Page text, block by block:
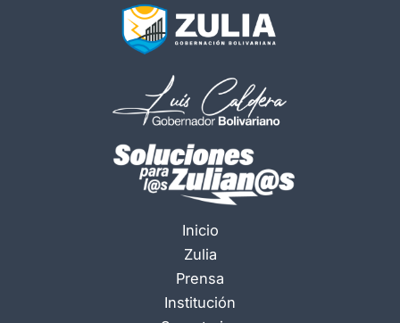
Inicio
Zulia
Prensa
Institución